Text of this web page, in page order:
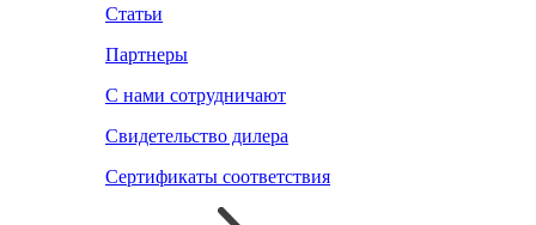
Статьи
Партнеры
С нами сотрудничают
Свидетельство дилера
Сертификаты соответствия